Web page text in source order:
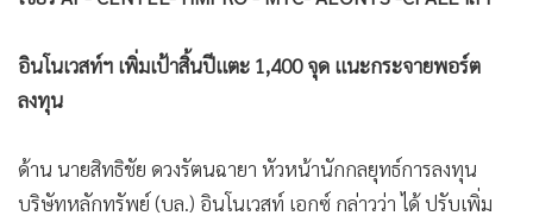
• SMEs
• หุ้น
• กองทุนรวม
• Celeb Online
อินโนเวสท์ฯ เพิ่มเป้าสิ้นปีแตะ 1,400 จุด แนะกระจายพอร์ต
ลงทุน
ด้าน นายสิทธิชัย ดวงรัตนฉายา หัวหน้านักกลยุทธ์การลงทุน
บริษัทหลักทรัพย์ (บล.) อินโนเวสท์ เอกซ์ กล่าวว่า ได้ ปรับเพิ่ม